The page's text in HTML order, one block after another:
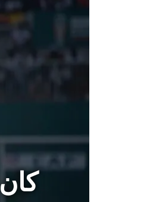
كان 2023 : الخضر يخطفون التعادل في آخر ثواني المباراة